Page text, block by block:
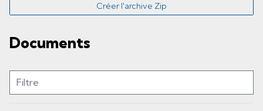
Créer l'archive Zip
Documents
Filtre